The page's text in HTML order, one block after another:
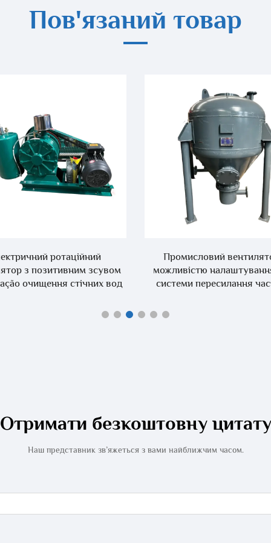
Пов'язаний товар
ротаційний
з позитивним зсувом
очищення стічних вод
Промисловий
можливістю
системи пересилання
Отримати безкоштовну цитату
Наш представник зв’яжеться з вами найближчим часом.